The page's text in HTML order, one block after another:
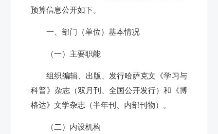
预算信息公开如下。
一、部门（单位）基本情况
（一）主要职能
组织编辑、出版、发行哈萨克文《学习与
科普》杂志（双月刊、全国公开发行）和《博
格达》文学杂志（半年刊、内部刊物）。
（二）内设机构